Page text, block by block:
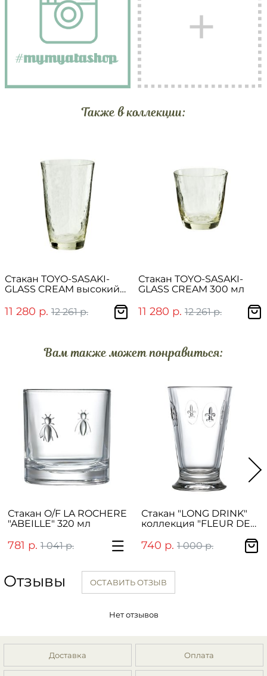
Также в коллекции:
Стакан TOYO-SASAKI-
GLASS CREAM высокий
11 280 р. 12 261 р.
Стакан TOYO-SASAKI-
GLASS CREAM 300 мл
11 280 р. 12 261 р.
Вам также может понравиться:
Стакан O/F LA ROCHERE
"ABEILLE" 320 мл
781 р. 1 041 р.
Стакан "LONG DRINK"
коллекция "FLEUR DE
740 р. 1 000 р.
Отзывы ОСТАВИТЬ ОТЗЫВ
Нет отзывов
Доставка Оплата